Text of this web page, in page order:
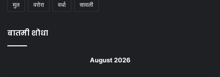
मुल वरोरा वर्धा सावली
बातमी शोधा
August 2026